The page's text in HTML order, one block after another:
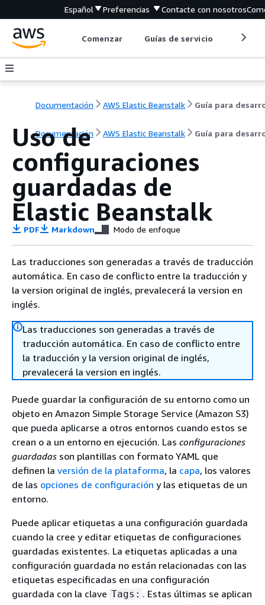
Español Preferencias Contacte con nosotros
Comenzar Guías de servicio
Documentación AWS Elastic Beanstalk
Documentación AWS Elastic Beanstalk Guía para
Uso de
configuraciones
guardadas de
Elastic Beanstalk
PDF Markdown Modo de enfoque
Las traducciones son generadas a través de traducción
automática. En caso de conflicto entre la traducción y
la version original de inglés, prevalecerá la version en
inglés.
Las traducciones son generadas a través de
traducción automática. En caso de conflicto entre
la traducción y la version original de inglés,
prevalecerá la version en inglés.
Puede guardar la configuración de su entorno como un
objeto en Amazon Simple Storage Service (Amazon S3)
que pueda aplicarse a otros entornos cuando estos se
crean o a un entorno en ejecución. Las configuraciones
guardadas son plantillas con formato YAML que
definen la versión de la plataforma, la capa, los valores
de las opciones de configuración y las etiquetas de un
entorno.
Puede aplicar etiquetas a una configuración guardada
cuando la cree y editar etiquetas de configuraciones
guardadas existentes. La etiquetas aplicadas a una
configuración guardada no están relacionadas con las
etiquetas especificadas en una configuración
guardada con la clave Tags: . Estas últimas se aplican